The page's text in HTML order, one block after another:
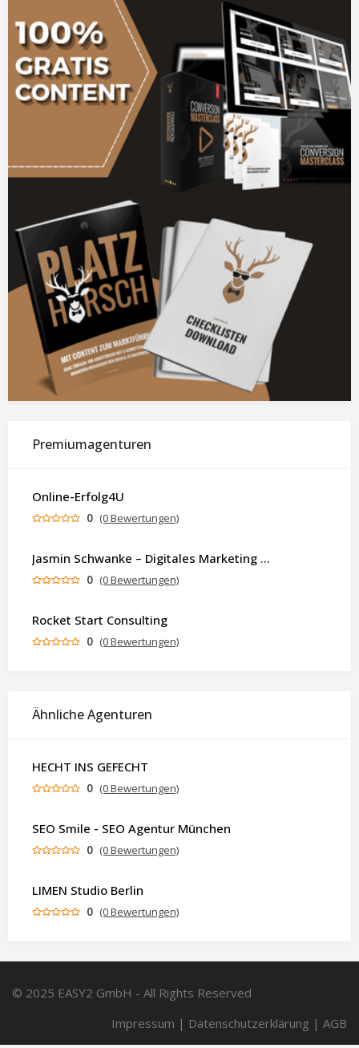
Premiumagenturen
Online-Erfolg4U
0 (0 Bewertungen)
Jasmin Schwanke – Digitales Marketing & KI-gestützte Contenterstellung
0 (0 Bewertungen)
Rocket Start Consulting
0 (0 Bewertungen)
Ähnliche Agenturen
HECHT INS GEFECHT
0 (0 Bewertungen)
SEO Smile - SEO Agentur München
0 (0 Bewertungen)
LIMEN Studio Berlin
0 (0 Bewertungen)
© 2025 EASY2 GmbH - All Rights Reserved
Impressum | Datenschutzerklärung | AGB